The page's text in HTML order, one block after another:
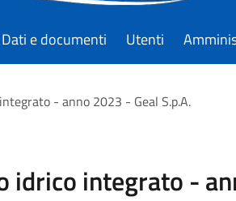
Dati e documenti Utenti
- anno 2023 - Geal S.p.A.
idrico integrato -